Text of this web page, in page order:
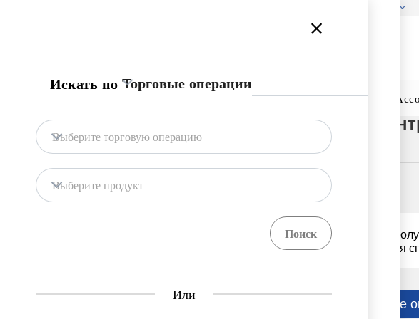
Центр Единого Окна
Центр Единого Окна
Central Asia Gateway
Искать по Торговые операции
Выберите торговую операцию
Выберите продукт
Или
Получить акт фитосанитарного
Импорт Ткани
При импорте упакованных товаров трейдеры должны
установленным требованиям, только в случае подозрения